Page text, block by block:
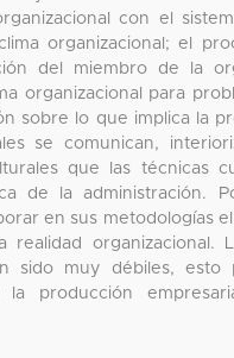
con el
organizacional; el
del miembro de la
organizacional para
sobre lo que implica la
se comunican,
que las técnicas
de la administración.
en sus metodologías
realidad organizacional.
sido muy débiles,
la producción